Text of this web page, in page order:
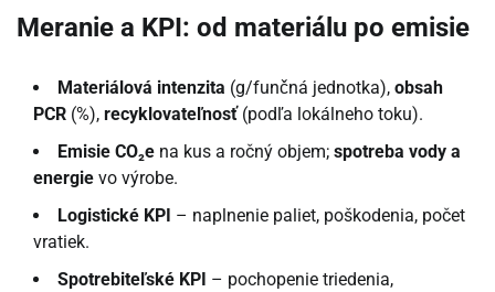
Meranie a KPI: od materiálu po emisie
Materiálová intenzita (g/funčná jednotka), obsah
PCR (%), recyklovateľnosť(podľa lokálneho toku).
Emisie CO₂e na kus a ročný objem; spotreba vody a
energie vo výrobe.
Logistické KPI – naplnenie paliet, poškodenia, počet
vratiek.
Spotrebiteľské KPI – pochopenie triedenia,